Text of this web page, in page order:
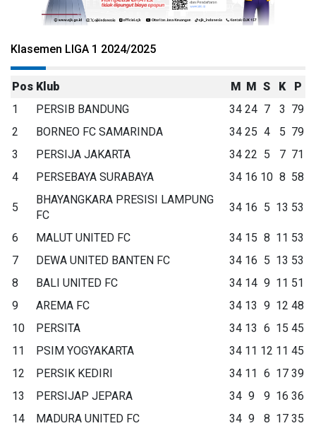
Klasemen LIGA 1 2024/2025
Pos Klub M M S K
P
1
PERSIB BANDUNG 34 24 7 3 79
2
BORNEO FC SAMARINDA 34 25 4 5 79
3
PERSIJA JAKARTA 34 22 5 7 71
4
PERSEBAYA SURABAYA 34 16 10 8 58
5
BHAYANGKARA PRESISI LAMPUNG
FC
34 16 5 13 53
6 MALUT UNITED FC 34 15 8 11 53
7
DEWA UNITED BANTEN FC 34 16 5 13 53
8
BALI UNITED FC 34 14 9 11 51
9
AREMA FC 34 13 9 12 48
10
PERSITA 34 13 6 15 45
11
PSIM YOGYAKARTA 34 11 12 11 45
12
PERSIK KEDIRI 34 11 6 17 39
13
PERSIJAP JEPARA 34 9 9 16 36
14
MADURA UNITED FC 34 9 8 17 35